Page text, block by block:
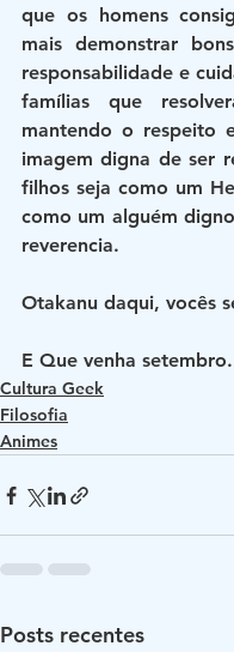
que os homens
mais demonstrar
responsabilidade e
famílias que
mantendo o respeito
imagem digna de ser
filhos seja como um
como um alguém
reverencia.
Otakanu daqui, vocês
E Que venha
Cultura Geek
Filosofia
Animes
Posts recentes